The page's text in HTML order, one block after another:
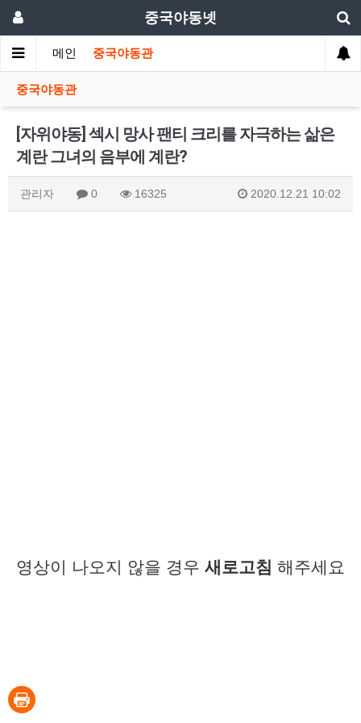
중국야동넷
메인 중국야동관
중국야동관
[자위야동] 섹시 망사 팬티 크리를 자극하는 삶은
계란 그녀의 음부에 계란?
관리자 0 16325 2020.12.21 10:02
영상이 나오지 않을 경우 새로고침 해주세요